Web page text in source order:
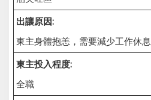
出讓原因:
東主身體抱恙，需要減少工作休息
東主投入程度:
全職